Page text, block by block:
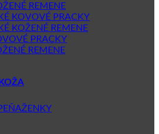
REMENE
KOVOVÉ PRACKY
KOŽENÉ REMENE
PRACKY
REMENE